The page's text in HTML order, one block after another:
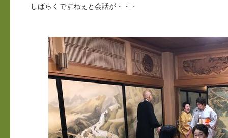
しばらくですねぇと会話が・・・